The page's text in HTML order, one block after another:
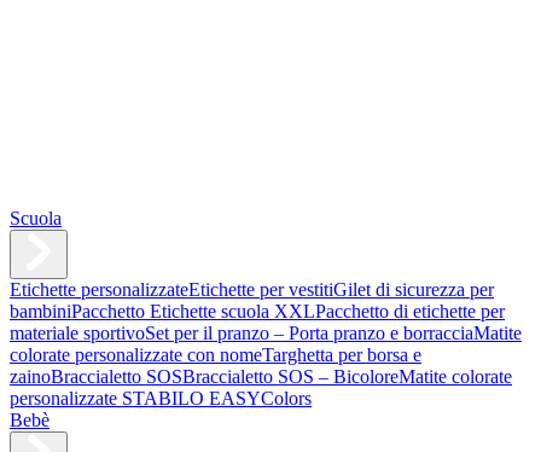
Scuola
Etichette personalizzateEtichette per vestitiGilet di sicurezza per
bambiniPacchetto Etichette scuola XXLPacchetto di etichette per
materiale sportivoSet per il pranzo – Porta pranzo e borracciaMatite
colorate personalizzate con nomeTarghetta per borsa e
zainoBraccialetto SOSBraccialetto SOS – BicoloreMatite colorate
personalizzate STABILO EASYColors
Bebè